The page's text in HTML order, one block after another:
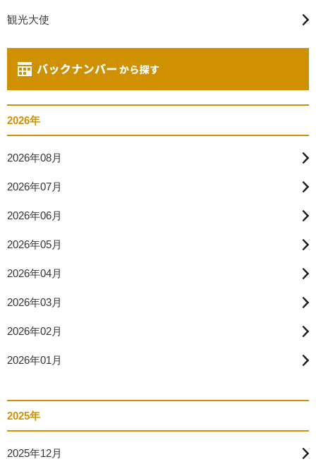
観光大使
2026年
2026年08月
2026年07月
2026年06月
2026年05月
2026年04月
2026年03月
2026年02月
2026年01月
2025年
2025年12月